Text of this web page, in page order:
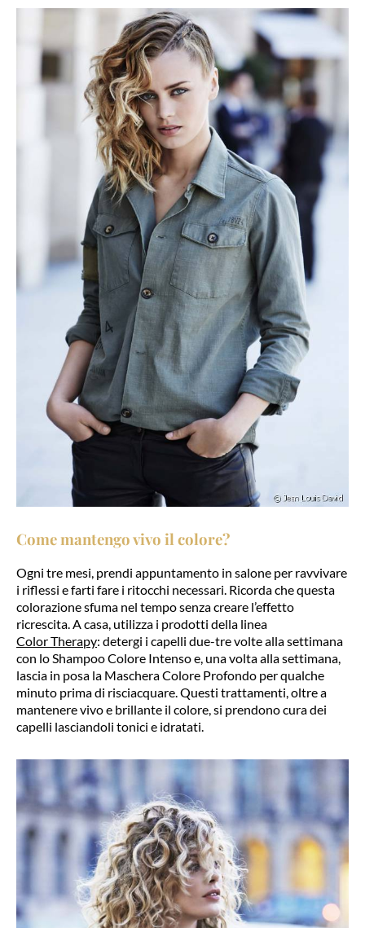
Come mantengo vivo il colore?
Ogni tre mesi, prendi appuntamento in salone per ravvivare
i riflessi e farti fare i ritocchi necessari. Ricorda che questa
colorazione sfuma nel tempo senza creare l’effetto
ricrescita. A casa, utilizza i prodotti della linea
Color Therapy: detergi i capelli due-tre volte alla settimana
con lo Shampoo Colore Intenso e, una volta alla settimana,
lascia in posa la Maschera Colore Profondo per qualche
minuto prima di risciacquare. Questi trattamenti, oltre a
mantenere vivo e brillante il colore, si prendono cura dei
capelli lasciandoli tonici e idratati.